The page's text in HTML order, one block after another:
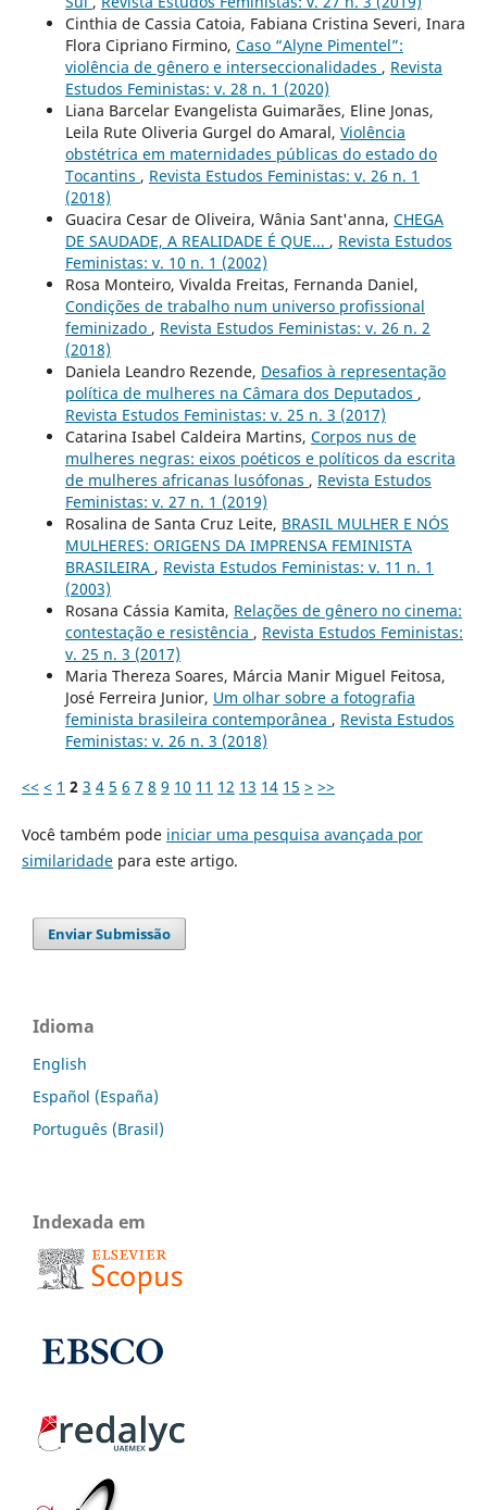
Cinthia de Cassia Catoia, Fabiana Cristina Severi, Inara
Flora Cipriano Firmino, Caso “Alyne Pimentel”:
violência de gênero e interseccionalidades , Revista
Estudos Feministas: v. 28 n. 1 (2020)
Liana Barcelar Evangelista Guimarães, Eline Jonas,
Leila Rute Oliveria Gurgel do Amaral, Violência
obstétrica em maternidades públicas do estado do
Tocantins , Revista Estudos Feministas: v. 26 n. 1
(2018)
Guacira Cesar de Oliveira, Wânia Sant'anna, CHEGA
DE SAUDADE, A REALIDADE É QUE... , Revista Estudos
Feministas: v. 10 n. 1 (2002)
Rosa Monteiro, Vivalda Freitas, Fernanda Daniel,
Condições de trabalho num universo profissional
feminizado , Revista Estudos Feministas: v. 26 n. 2
(2018)
Daniela Leandro Rezende, Desafios à representação
política de mulheres na Câmara dos Deputados ,
Revista Estudos Feministas: v. 25 n. 3 (2017)
Catarina Isabel Caldeira Martins, Corpos nus de
mulheres negras: eixos poéticos e políticos da escrita
de mulheres africanas lusófonas , Revista Estudos
Feministas: v. 27 n. 1 (2019)
Rosalina de Santa Cruz Leite, BRASIL MULHER E NÓS
MULHERES: ORIGENS DA IMPRENSA FEMINISTA
BRASILEIRA , Revista Estudos Feministas: v. 11 n. 1
(2003)
Rosana Cássia Kamita, Relações de gênero no cinema:
contestação e resistência , Revista Estudos Feministas:
v. 25 n. 3 (2017)
Maria Thereza Soares, Márcia Manir Miguel Feitosa,
José Ferreira Junior, Um olhar sobre a fotografia
feminista brasileira contemporânea , Revista Estudos
Feministas: v. 26 n. 3 (2018)
<< < 1 2 3 4 5 6 7 8 9 10 11 12 13 14 15 > >>
Você também pode iniciar uma pesquisa avançada por
similaridadepara este artigo.
Enviar Submissão
Idioma
English
Español (España)
Português (Brasil)
Indexada em